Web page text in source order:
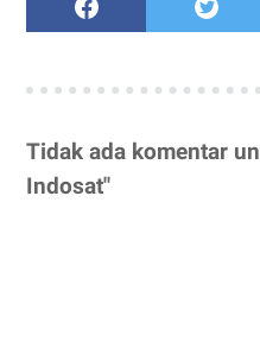
Tidak ada komentar
Indosat"